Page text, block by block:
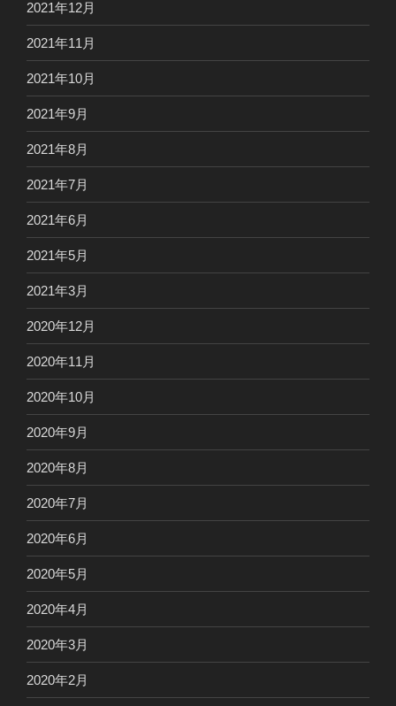
2021年12月
2021年11月
2021年10月
2021年9月
2021年8月
2021年7月
2021年6月
2021年5月
2021年3月
2020年12月
2020年11月
2020年10月
2020年9月
2020年8月
2020年7月
2020年6月
2020年5月
2020年4月
2020年3月
2020年2月